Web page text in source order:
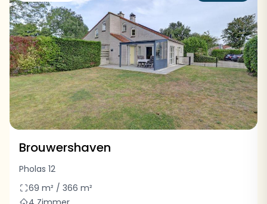
Brouwershaven
Pholas 12
69 m² / 366 m²